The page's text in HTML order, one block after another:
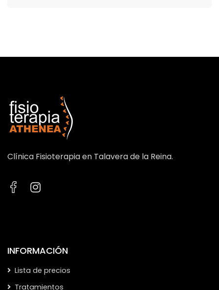
Clínica Fisioterapia en Talavera de la Reina.
INFORMACIÓN
Lista de precios
Tratamientos